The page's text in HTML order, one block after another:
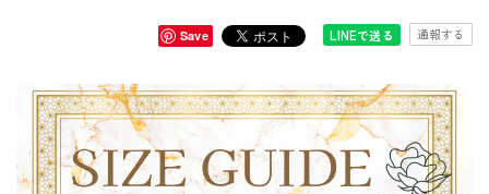
Save LINEで送る 通報する